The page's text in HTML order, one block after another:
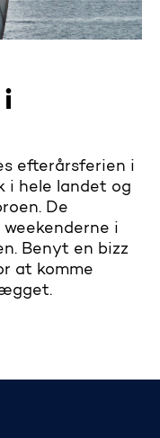
efterårsferien i
i hele landet og
De
i
Benyt en bizz
at komme